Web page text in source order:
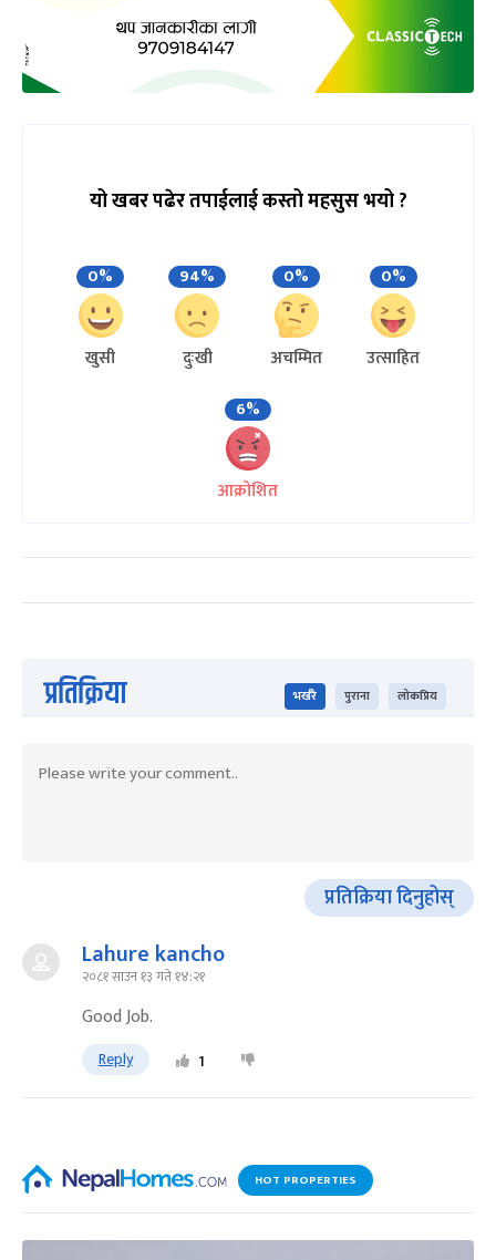
यो खबर पढेर तपाईलाई कस्तो महसुस भयो ?
0%
खुसी
94%
दुःखी
0%
अचम्मित
0%
उत्साहित
6%
आक्रोशित
प्रतिक्रिया भर्खरै पुराना लोकप्रिय
प्रतिक्रिया दिनुहोस्
Lahure kancho
२०८१ साउन १३ गते १४:२१
Good Job.
Reply 1
HOT PROPERTIES